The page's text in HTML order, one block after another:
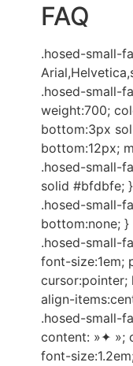
FAQ
.hosed-small-
.hosed-small-
weight:700;
bottom:3px
bottom:12px;
.hosed-small-
solid #bfdbfe; }
.hosed-small-
bottom:none; }
.hosed-small-
font-size:1em;
cursor:pointer;
align-
.hosed-small-
content: »✦ »;
font-